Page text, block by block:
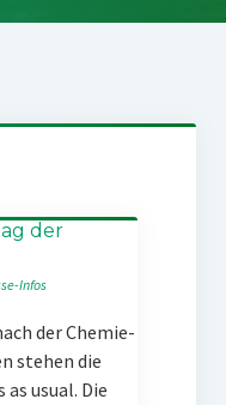
der
Infos
der Chemie-
stehen die
as usual. Die